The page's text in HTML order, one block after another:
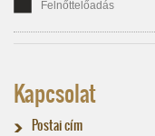
Felnőttelőadás
Kapcsolat
Postai cím